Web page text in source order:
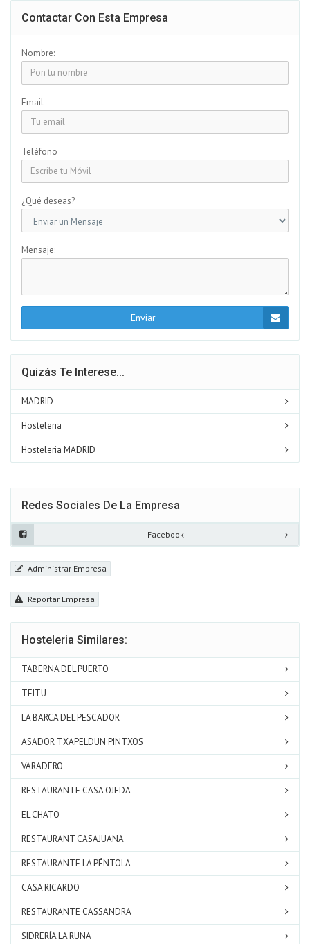
Contactar Con Esta Empresa
Nombre:
Email
Teléfono
¿Qué deseas?
Mensaje:
Enviar
Quizás Te Interese...
MADRID
Hosteleria
Hosteleria MADRID
Redes Sociales De La Empresa
Facebook
Administrar Empresa
Reportar Empresa
Hosteleria Similares:
TABERNA DEL PUERTO
TEITU
LA BARCA DEL PESCADOR
ASADOR TXAPELDUN PINTXOS
VARADERO
RESTAURANTE CASA OJEDA
EL CHATO
RESTAURANT CASAJUANA
RESTAURANTE LA PÉNTOLA
CASA RICARDO
RESTAURANTE CASSANDRA
SIDRERÍA LA RUNA